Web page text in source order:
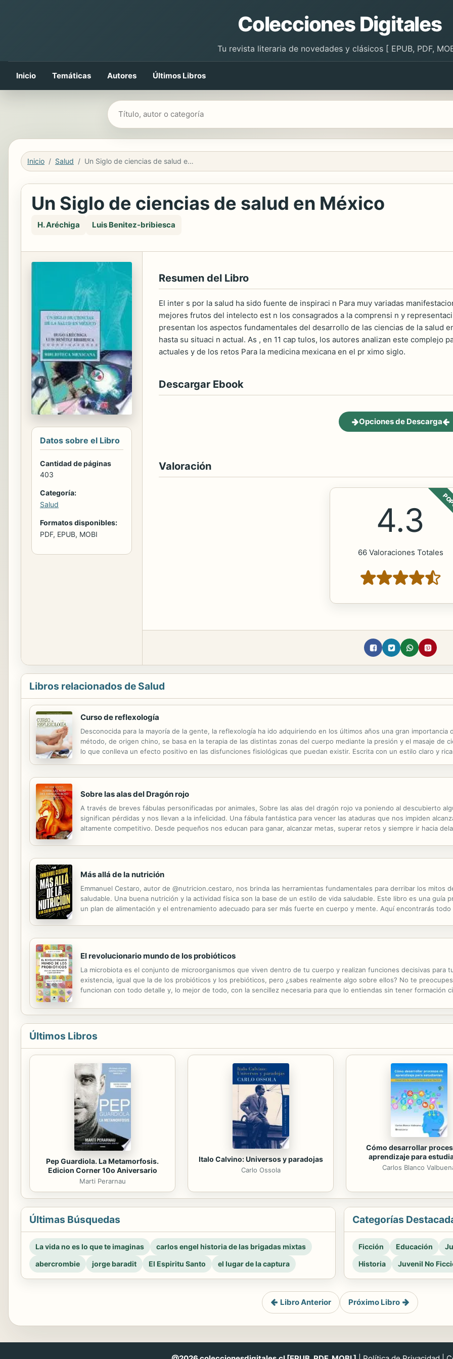
Colecciones Digitales
Tu revista literaria de novedades y clásicos [ EPUB, PDF,
Inicio Temáticas Autores Últimos Libros
Buscar libros
Inicio Salud Un Siglo de ciencias de salud en México
Un Siglo de ciencias de salud en México
H. Aréchiga Luis Benitez-bribiesca
Datos sobre el Libro
Cantidad de páginas
403
Categoría:
Salud
Formatos disponibles:
PDF, EPUB, MOBI
Resumen del Libro
El inter s por la salud ha sido fuente de inspiraci n Para muy variadas
mejores frutos del intelecto est n los consagrados a la comprensi n y
presentan los aspectos fundamentales del desarrollo de las ciencias de la salud
hasta su situaci n actual. As , en 11 cap tulos, los autores analizan este complejo
actuales y de los retos Para la medicina mexicana en el pr ximo siglo.
Descargar Ebook
Opciones de Descarga
Valoración
4.3
66 Valoraciones Totales
Libros relacionados de Salud
Curso de reflexología
Desconocida para la mayoría de la gente, la reflexología ha ido adquiriendo en los últimos años una gran
método, de origen chino, se basa en la terapia de las distintas zonas del cuerpo mediante la presión y el masaje de
lo que conlleva un efecto positivo en las disfunciones fisiológicas que puedan existir. Escrita con un estilo claro y
Sobre las alas del Dragón rojo
A través de breves fábulas personificadas por animales, Sobre las alas del dragón rojo va poniendo al descubierto
significan pérdidas y nos llevan a la infelicidad. Una fábula fantástica para vencer las ataduras que nos impiden
altamente competitivo. Desde pequeños nos educan para ganar, alcanzar metas, superar retos y siempre ir hacia
Más allá de la nutrición
Emmanuel Cestaro, autor de @nutricion.cestaro, nos brinda las herramientas fundamentales para derribar los mitos
saludable. Una buena nutrición y la actividad física son la base de un estilo de vida saludable. Este libro es una guía
un plan de alimentación y el entrenamiento adecuado para ser más fuerte en cuerpo y mente. Aquí encontrarás
El revolucionario mundo de los probióticos
La microbiota es el conjunto de microorganismos que viven dentro de tu cuerpo y realizan funciones decisivas para
existencia, igual que la de los probióticos y los prebióticos, pero ¿sabes realmente algo sobre ellos? No te
funcionan con todo detalle y, lo mejor de todo, con la sencillez necesaria para que lo entiendas sin tener formación
Últimos Libros
Pep Guardiola. La Metamorfosis.
Edicion Corner 10o Aniversario
Marti Perarnau
Italo Calvino: Universos y paradojas
Carlo Ossola
Cómo desarrollar
aprendizaje para
Carlos Blanco
Últimas Búsquedas
La vida no es lo que te imaginas
carlos engel historia de las brigadas mixtas
abercrombie
jorge baradit El Espiritu Santo el lugar de la captura
Categorías
Ficción Educación
Historia
Juvenil No
Libro Anterior Próximo Libro